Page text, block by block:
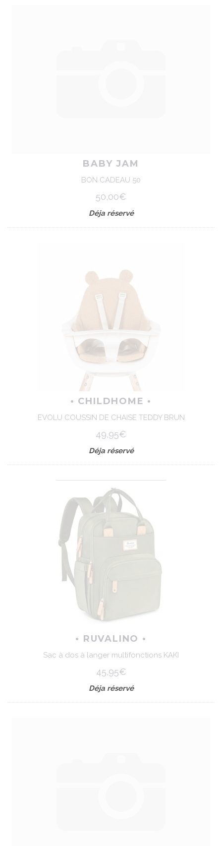
BABY JAM
BON CADEAU 50
50,00€
Déja réservé
• CHILDHOME •
EVOLU COUSSIN DE CHAISE TEDDY BRUN
49,95€
Déja réservé
• RUVALINO •
Sac à dos à langer multifonctions KAKI
45,95€
Déja réservé